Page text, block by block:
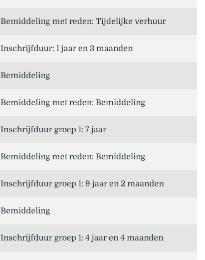
Bemiddeling met reden: Tijdelijke verhuur
Inschrijfduur: 1 jaar en 3 maanden
Bemiddeling
Bemiddeling met reden: Bemiddeling
Inschrijfduur groep 1: 7 jaar
Bemiddeling met reden: Bemiddeling
Inschrijfduur groep 1: 9 jaar en 2 maanden
Bemiddeling
Inschrijfduur groep 1: 4 jaar en 4 maanden